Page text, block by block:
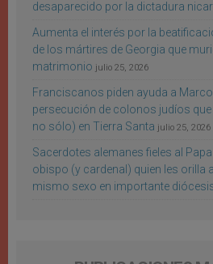
desaparecido por la dictadura
Aumenta el interés por la
de los mártires de Georgia que
matrimonio julio 25, 2026
Franciscanos piden ayuda a
persecución de colonos judíos
no sólo) en Tierra Santa julio 25, 2026
Sacerdotes alemanes fieles al
obispo (y cardenal) quien les orilla
mismo sexo en importante